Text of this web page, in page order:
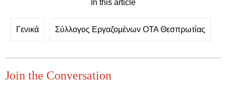
In this article
Γενικά Σύλλογος Εργαζομένων ΟΤΑ Θεσπρωτίας
Join the Conversation